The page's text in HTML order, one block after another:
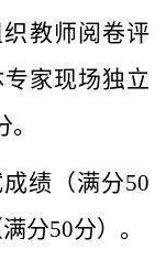
教师阅卷评
家现场独立
绩（满分50
分50分）。